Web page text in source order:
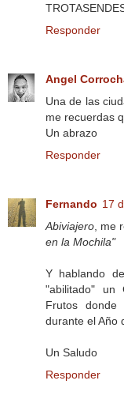
Responder
Angel
Una de las
me recuerdas
Un abrazo
Responder
Fernando 17
Abiviajero , me
en la Mochila"
Y hablando
"abilitado" un
Frutos
durante el Año
Un Saludo
Responder